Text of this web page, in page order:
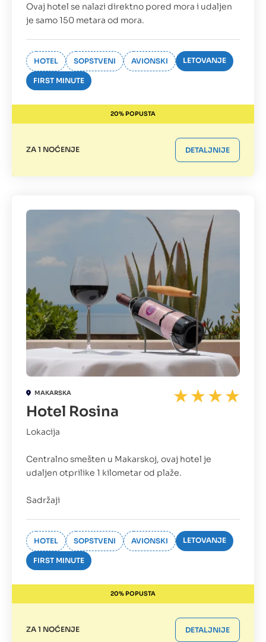
Ovaj hotel se nalazi direktno pored mora i udaljen
je samo 150 metara od mora.
HOTEL SOPSTVENI AVIONSKI LETOVANJE
FIRST MINUTE
20% POPUSTA
ZA 1 NOĆENJE DETALJNIJE
MAKARSKA
Hotel Rosina
Lokacija
Centralno smešten u Makarskoj, ovaj hotel je
udaljen otprilike 1 kilometar od plaže.
Sadržaji
HOTEL SOPSTVENI AVIONSKI LETOVANJE
FIRST MINUTE
20% POPUSTA
ZA 1 NOĆENJE DETALJNIJE